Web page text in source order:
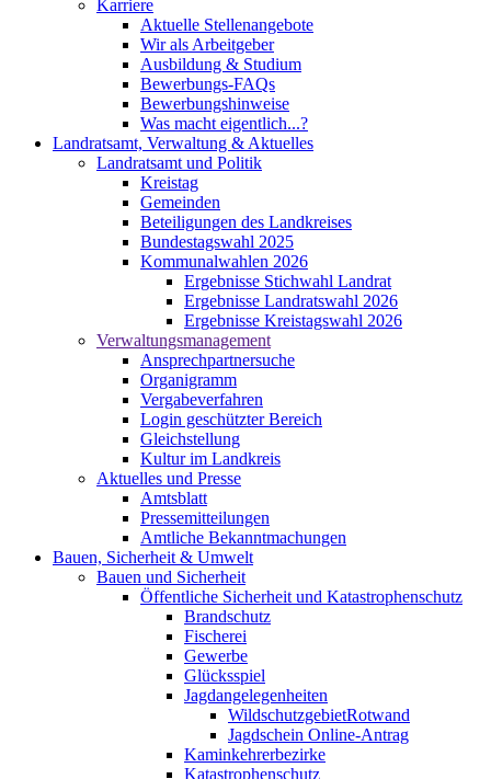
Karriere
Aktuelle Stellenangebote
Wir als Arbeitgeber
Ausbildung & Studium
Bewerbungs-FAQs
Bewerbungshinweise
Was macht eigentlich...?
Landratsamt, Verwaltung & Aktuelles
Landratsamt und Politik
Kreistag
Gemeinden
Beteiligungen des Landkreises
Bundestagswahl 2025
Kommunalwahlen 2026
Ergebnisse Stichwahl Landrat
Ergebnisse Landratswahl 2026
Ergebnisse Kreistagswahl 2026
Verwaltungsmanagement
Ansprechpartnersuche
Organigramm
Vergabeverfahren
Login geschützter Bereich
Gleichstellung
Kultur im Landkreis
Aktuelles und Presse
Amtsblatt
Pressemitteilungen
Amtliche Bekanntmachungen
Bauen, Sicherheit & Umwelt
Bauen und Sicherheit
Öffentliche Sicherheit und Katastrophenschutz
Brandschutz
Fischerei
Gewerbe
Glücksspiel
Jagdangelegenheiten
WildschutzgebietRotwand
Jagdschein Online-Antrag
Kaminkehrerbezirke
Katastrophenschutz